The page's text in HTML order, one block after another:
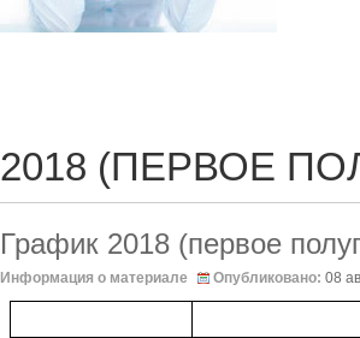
2018 (ПЕРВОЕ
График 2018 (первое
Информация о материале Опубликовано: 08